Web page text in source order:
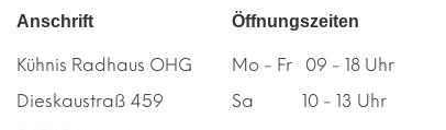
Anschrift
Kühnis Radhaus OHG
Dieskaustraß 459
Öffnungszeiten
Mo - Fr 09 - 18 Uhr
Sa 10 - 13 Uhr